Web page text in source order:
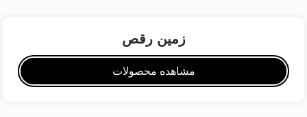
زمین رقص
مشاهده محصولات